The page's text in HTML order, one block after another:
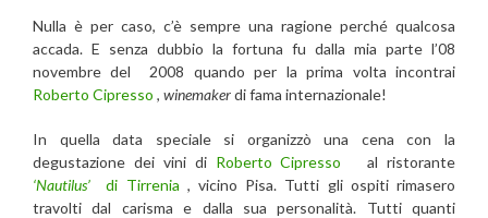
Nulla è per caso, c’è sempre una ragione perché qualcosa
accada. E senza dubbio la fortuna fu dalla mia parte l’08
novembre del 2008 quando per la prima volta incontrai
Roberto Cipresso , winemakerdi fama internazionale!
In quella data speciale si organizzò una cena con la
degustazione dei vini di Roberto Cipresso al ristorante
‘Nautilus’di Tirrenia , vicino Pisa. Tutti gli ospiti rimasero
travolti dal carisma e dalla sua personalità. Tutti quanti